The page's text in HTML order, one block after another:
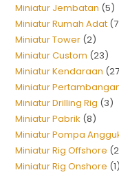
Miniatur Jembatan 5
Miniatur Rumah Adat 7
Miniatur Tower 2
Miniatur Custom 23
Miniatur Kendaraan 27
Miniatur
Miniatur Drilling Rig 3
Miniatur Pabrik 8
Miniatur Pompa
Miniatur Rig Offshore 2
Miniatur Rig Onshore 1